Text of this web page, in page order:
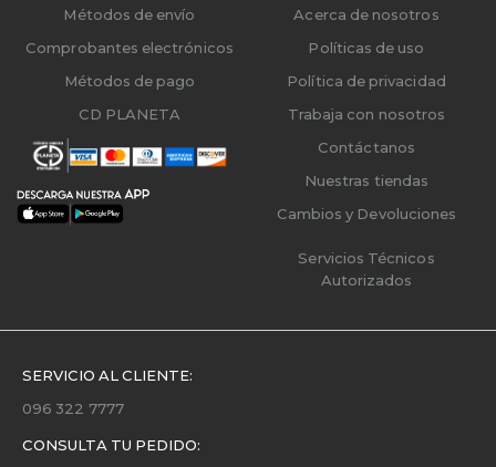
Métodos de envío
Comprobantes electrónicos
Métodos de pago
CD PLANETA
Acerca de nosotros
Políticas de uso
Política de privacidad
Trabaja con nosotros
Contáctanos
Nuestras tiendas
Cambios y Devoluciones
Servicios Técnicos
Autorizados
SERVICIO AL CLIENTE:
096 322 7777
CONSULTA TU PEDIDO: